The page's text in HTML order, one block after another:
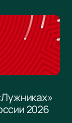
2026